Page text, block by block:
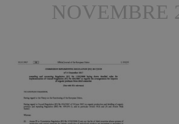
NOVEMBRE